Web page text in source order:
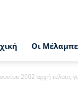
Οι
2002 αρχή τέλους